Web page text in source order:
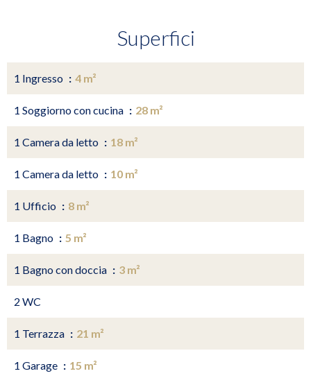
Superfici
1 Ingresso 4 m²
1 Soggiorno con cucina 28 m²
1 Camera da letto 18 m²
1 Camera da letto 10 m²
1 Ufficio 8 m²
1 Bagno 5 m²
1 Bagno con doccia 3 m²
2 WC
1 Terrazza 21 m²
1 Garage 15 m²